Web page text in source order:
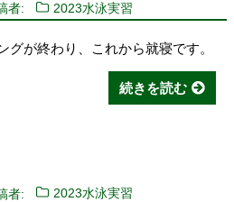
者: 2023水泳実習
グが終わり、これから就寝です。
続きを読む
者: 2023水泳実習